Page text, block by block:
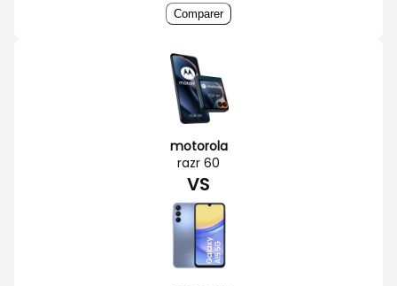
Comparer
motorola
razr 60
VS